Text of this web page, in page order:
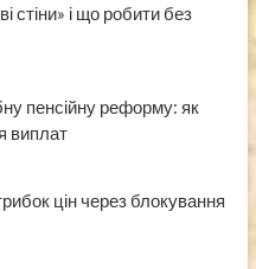
стіни» і що робити без
пенсійну реформу: як
виплат
цін через блокування